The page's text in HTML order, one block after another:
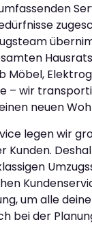
Möbel,
– wir
neuen
legen wir
Kunden.
um alle
bei der